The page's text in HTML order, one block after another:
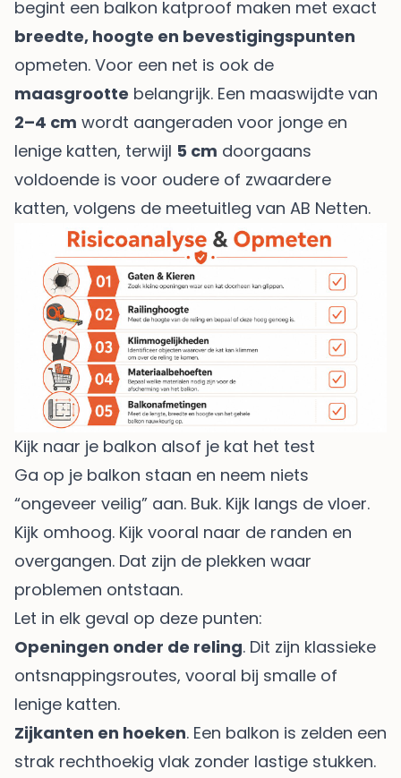
begint een balkon katproof maken met exact
breedte, hoogte en bevestigingspunten
opmeten. Voor een net is ook de
maasgrootte belangrijk. Een maaswijdte van
2–4 cm wordt aangeraden voor jonge en
lenige katten, terwijl 5 cm doorgaans
voldoende is voor oudere of zwaardere
katten, volgens de meetuitleg van AB Netten.
Kijk naar je balkon alsof je kat het test
Ga op je balkon staan en neem niets
“ongeveer veilig” aan. Buk. Kijk langs de vloer.
Kijk omhoog. Kijk vooral naar de randen en
overgangen. Dat zijn de plekken waar
problemen ontstaan.
Let in elk geval op deze punten:
Openingen onder de reling. Dit zijn klassieke
ontsnappingsroutes, vooral bij smalle of
lenige katten.
Zijkanten en hoeken. Een balkon is zelden een
strak rechthoekig vlak zonder lastige stukken.